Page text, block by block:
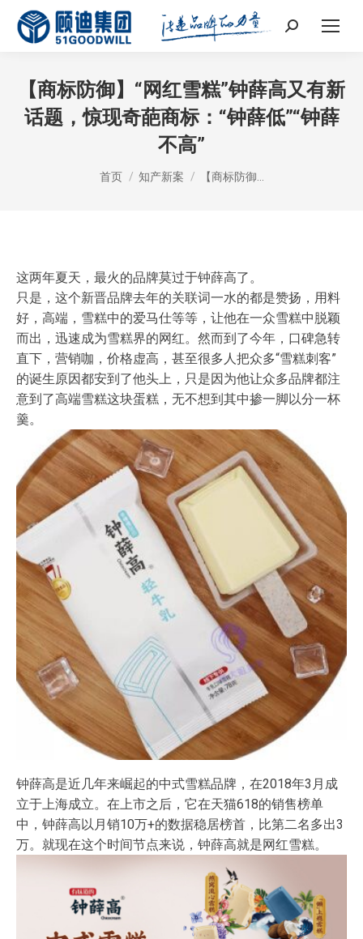
Search:
【商标防御】“网红雪糕”钟薛高又有新
话题，惊现奇葩商标：“钟薛低”“钟薛
不高”
您在这里：
首页 知产新案 【商标防御…
这两年夏天，最火的品牌莫过于钟薛高了。
只是，这个新晋品牌去年的关联词一水的都是赞扬，用料
好，高端，雪糕中的爱马仕等等，让他在一众雪糕中脱颖
而出，迅速成为雪糕界的网红。然而到了今年，口碑急转
直下，营销咖，价格虚高，甚至很多人把众多“雪糕刺客”
的诞生原因都安到了他头上，只是因为他让众多品牌都注
意到了高端雪糕这块蛋糕，无不想到其中掺一脚以分一杯
羹。
钟薛高是近几年来崛起的中式雪糕品牌，在2018年3月成
立于上海成立。在上市之后，它在天猫618的销售榜单
中，钟薛高以月销10万+的数据稳居榜首，比第二名多出3
万。就现在这个时间节点来说，钟薛高就是网红雪糕。